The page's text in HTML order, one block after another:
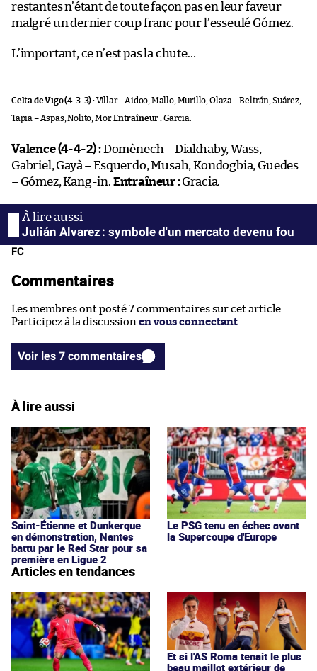
restantes n’étant de toute façon pas en leur faveur
malgré un dernier coup franc pour l’esseulé Gómez.
L’important, ce n’est pas la chute…
Celta de Vigo (4-3-3) :Villar – Aidoo, Mallo, Murillo, Olaza – Beltrán, Suárez,
Tapia – Aspas, Nolito, Mor.Entraîneur :Garcia.
Valence (4-4-2) :Domènech – Diakhaby, Wass,
Gabriel, Gayà – Esquerdo, Musah, Kondogbia, Guedes
– Gómez, Kang-in. Entraîneur :Gracia.
Julián Alvarez : symbole d'un mercato devenu fou
FC
Commentaires
Les membres ont posté 7 commentaires sur cet article.
Participez à la discussion en vous connectant .
Voir les 7 commentaires
À lire aussi
Saint-Étienne et Dunkerque
en démonstration, Nantes
battu par le Red Star pour sa
première en Ligue 2
Le PSG tenu en échec avant
la Supercoupe d'Europe
Articles en tendances
Et si l'AS Roma tenait le plus
beau maillot extérieur de